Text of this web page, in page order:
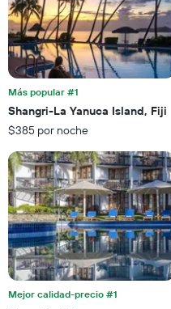
Más popular #1
Shangri-La Yanuca Island, Fiji
$385 por noche
Mejor calidad-precio #1